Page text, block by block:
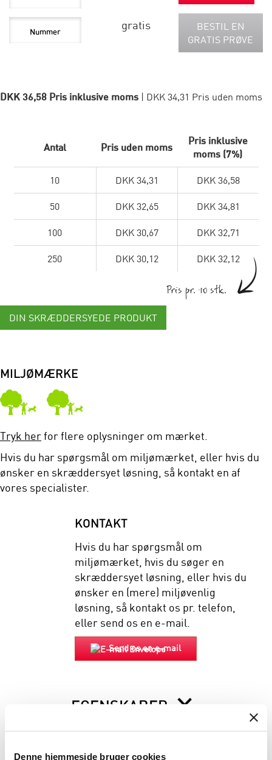
Denne hjemmeside bruger cookies
gratis
BESTIL EN
GRATIS PRØVE
DKK 36,58 Pris inklusive moms | DKK 34,31 Pris uden moms
Antal Pris uden moms
Pris inklusive
moms (7%)
10 DKK 34,31 DKK 36,58
50 DKK 32,65 DKK 34,81
100 DKK 30,67 DKK 32,71
250 DKK 30,12 DKK 32,12
Pris pr. 10 stk.
DIN SKRÆDDERSYEDE PRODUKT
MILJØMÆRKE
Tryk herfor flere oplysninger om mærket.
Hvis du har spørgsmål om miljømærket, eller hvis du
ønsker en skræddersyet løsning, så kontakt en af
vores specialister.
KONTAKT
Hvis du har spørgsmål om
miljømærket, hvis du søger en
skræddersyet løsning, eller hvis du
ønsker en (mere) miljøvenlig
løsning, så kontakt os pr. telefon,
eller send os en e-mail.
Send os en e-mail
EGENSKABER
BESKRIVELSE